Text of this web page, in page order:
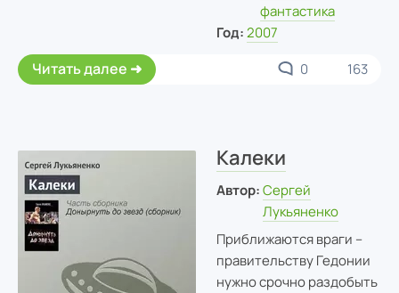
фантастика
Год: 2007
Читать далее 0 163
Калеки
Автор: Сергей
Лукьяненко
Приближаются враги –
правительству Гедонии
нужно срочно раздобыть